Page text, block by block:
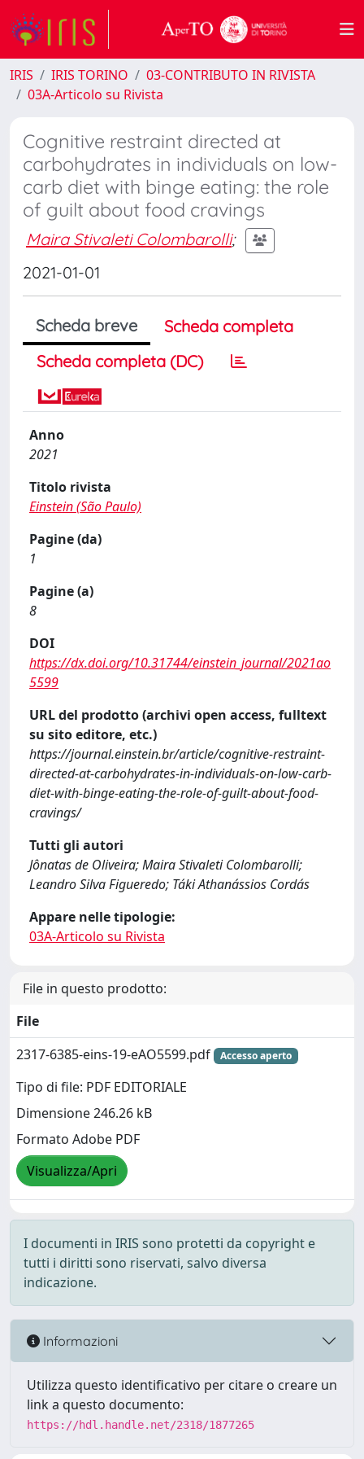
IRIS IRIS TORINO
03-CONTRIBUTO IN RIVISTA
03A-Articolo su Rivista
Cognitive restraint directed at
carbohydrates in individuals on low-
carb diet with binge eating: the role
of guilt about food cravings
Maira Stivaleti Colombarolli;
2021-01-01
Scheda breve
Scheda completa
Scheda completa (DC)
Anno
2021
Titolo rivista
Einstein (São Paulo)
Pagine (da)
1
Pagine (a)
8
DOI
https://dx.doi.org/10.31744/einstein_journal/2021ao
5599
URL del prodotto (archivi open access, fulltext
su sito editore, etc.)
https://journal.einstein.br/article/cognitive-restraint-
directed-at-carbohydrates-in-individuals-on-low-carb-
diet-with-binge-eating-the-role-of-guilt-about-food-
cravings/
Tutti gli autori
Jônatas de Oliveira; Maira Stivaleti Colombarolli;
Leandro Silva Figueredo; Táki Athanássios Cordás
Appare nelle tipologie:
03A-Articolo su Rivista
File in questo prodotto:
File
2317-6385-eins-19-eAO5599.pdf
Accesso aperto
Tipo di file: PDF EDITORIALE
Dimensione 246.26 kB
Formato Adobe PDF
Visualizza/Apri
I documenti in IRIS sono protetti da copyright e
tutti i diritti sono riservati, salvo diversa
indicazione.
Informazioni
Utilizza questo identificativo per citare o creare un
link a questo documento:
https://hdl.handle.net/2318/1877265